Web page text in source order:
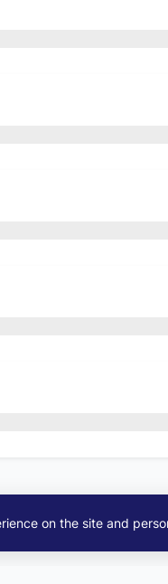
All Jobs
on the site and